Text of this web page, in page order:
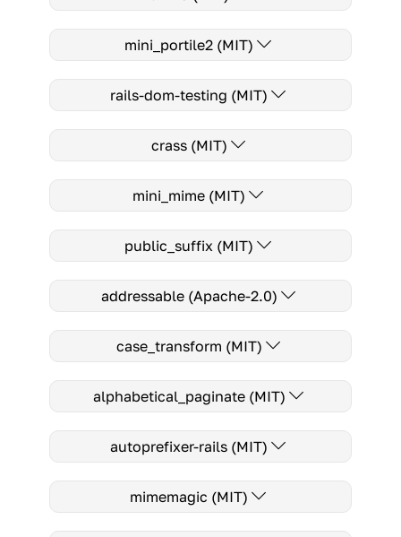
mini_portile2 (MIT)
rails-dom-testing (MIT)
crass (MIT)
mini_mime (MIT)
public_suffix (MIT)
addressable (Apache-2.0)
case_transform (MIT)
alphabetical_paginate (MIT)
autoprefixer-rails (MIT)
mimemagic (MIT)